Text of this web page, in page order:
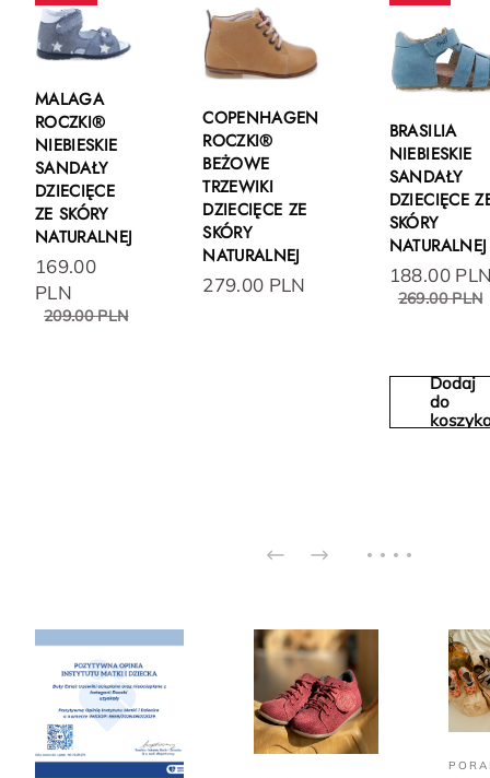
MALAGA
ROCZKI®
NIEBIESKIE
SANDAŁY
DZIECIĘCE
ZE SKÓRY
NATURALNEJ
169.00
PLN
209.00 PLN
COPENHAGEN
ROCZKI®
BEŻOWE
TRZEWIKI
DZIECIĘCE ZE
SKÓRY
NATURALNEJ
279.00 PLN
BRASILIA
NIEBIESKIE
SANDAŁY
DZIECIĘCE
SKÓRY
NATURALNEJ
188.00
269.00 PLN
Dodaj
do